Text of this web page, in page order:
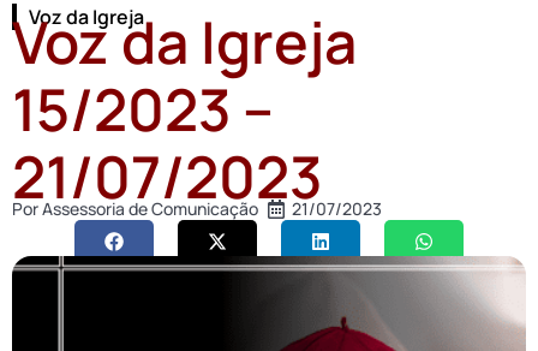
Voz da Igreja
Voz da Igreja
15/2023 –
21/07/2023
PorAssessoria de Comunicação 21/07/2023